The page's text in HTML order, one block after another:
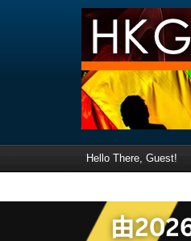
Hello There, Guest!